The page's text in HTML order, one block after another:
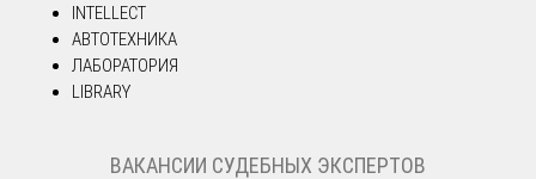
INTELLECT
АВТОТЕХНИКА
ЛАБОРАТОРИЯ
LIBRARY
ВАКАНСИИ СУДЕБНЫХ ЭКСПЕРТОВ